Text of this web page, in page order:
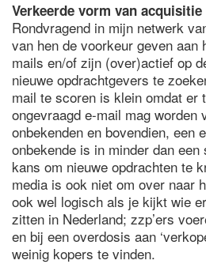
Verkeerde vorm van acquisitie
Rondvragend in mijn netwerk
van hen de voorkeur geven aan
mails en/of zijn (over)actief op
nieuwe opdrachtgevers te
mail te scoren is klein omdat er
ongevraagd e-mail mag worden
onbekenden en bovendien, een
onbekende is in minder dan
kans om nieuwe opdrachten te
media is ook niet om over naar
ook wel logisch als je kijkt wie
zitten in Nederland; zzp’ers
en bij een overdosis aan
weinig kopers te vinden.